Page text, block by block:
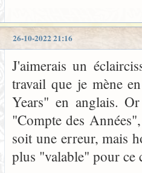
26-10-2022 21:16
J'aimerais un
travail que je mène
Years" en anglais.
"Compte des
soit une erreur, mais
plus "valable" pour ce